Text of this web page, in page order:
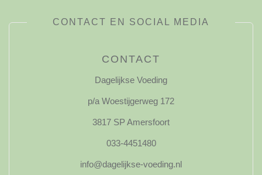
CONTACT EN SOCIAL MEDIA
CONTACT
Dagelijkse Voeding
p/a Woestijgerweg 172
3817 SP Amersfoort
033-4451480
info@dagelijkse-voeding.nl